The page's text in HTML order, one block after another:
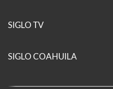
SIGLO TV
SIGLO COAHUILA